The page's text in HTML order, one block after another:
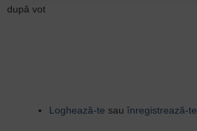
după vot
Loghează-te sau înregistrează-te